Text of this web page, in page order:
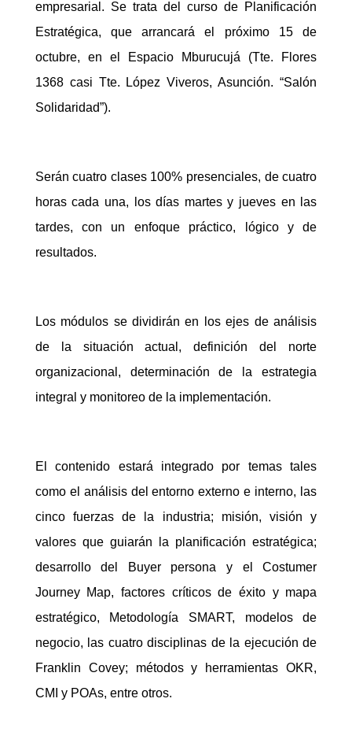
empresarial. Se trata del curso de Planificación
Estratégica, que arrancará el próximo 15 de
octubre, en el Espacio Mburucujá (Tte. Flores
1368 casi Tte. López Viveros, Asunción. “Salón
Solidaridad”).
Serán cuatro clases 100% presenciales, de cuatro
horas cada una, los días martes y jueves en las
tardes, con un enfoque práctico, lógico y de
resultados.
Los módulos se dividirán en los ejes de análisis
de la situación actual, definición del norte
organizacional, determinación de la estrategia
integral y monitoreo de la implementación.
El contenido estará integrado por temas tales
como el análisis del entorno externo e interno, las
cinco fuerzas de la industria; misión, visión y
valores que guiarán la planificación estratégica;
desarrollo del Buyer persona y el Costumer
Journey Map, factores críticos de éxito y mapa
estratégico, Metodología SMART, modelos de
negocio, las cuatro disciplinas de la ejecución de
Franklin Covey; métodos y herramientas OKR,
CMI y POAs, entre otros.